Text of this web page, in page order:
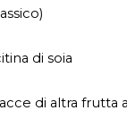
di soia
di altra frutta